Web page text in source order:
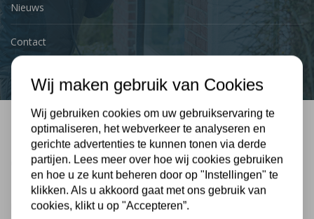
Nieuws
Contact
Bel mij terug
Gratis, vrijblijvend advies
Uw naam:
Wij maken gebruik van Cookies
Wij gebruiken cookies om uw gebruikservaring te
optimaliseren, het webverkeer te analyseren en
gerichte advertenties te kunnen tonen via derde
partijen. Lees meer over hoe wij cookies gebruiken
en hoe u ze kunt beheren door op "Instellingen" te
klikken. Als u akkoord gaat met ons gebruik van
cookies, klikt u op "Accepteren”.